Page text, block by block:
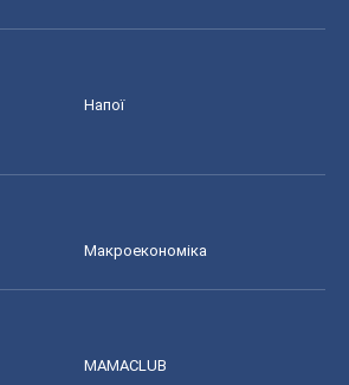
Напої
Макроекономіка
MAMACLUB